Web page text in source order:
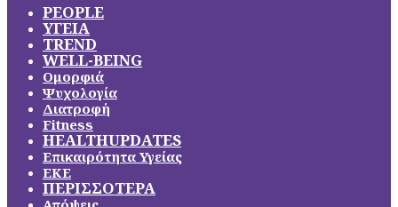
PEOPLE
ΥΓΕΙΑ
TREND
WELL-BEING
Ομορφιά
Ψυχολογία
Διατροφή
Fitness
HEALTHUPDATES
Επικαιρότητα Υγείας
ΕΚΕ
ΠΕΡΙΣΣΟΤΕΡΑ